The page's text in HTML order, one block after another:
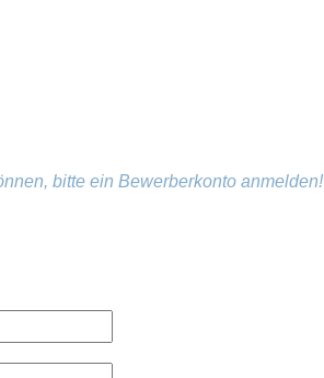
bitte ein Bewerberkonto anmelden!